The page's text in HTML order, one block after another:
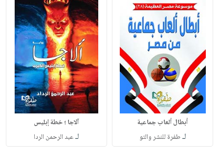
أبطال ألعاب جماعية
لـطفرة للنشر والتو
آلاجا ؛ خطة إبليس
لـعبد الرحمن الردا